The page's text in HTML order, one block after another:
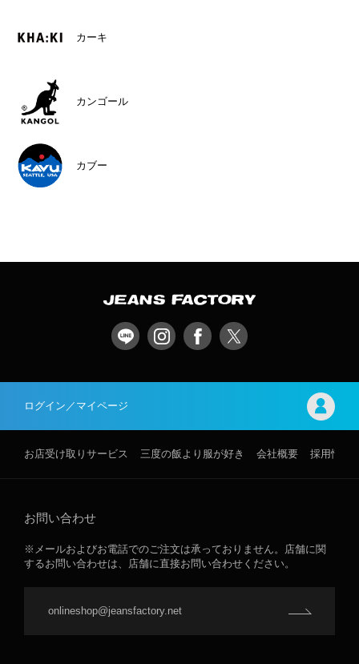
カーキ
カンゴール
カブー
ログイン／マイページ
お店受け取りサービス 三度の飯より服が好き 会社概要 採用情報
お問い合わせ
※メールおよびお電話でのご注文は承っておりません。店舗に関
するお問い合わせは、店舗に直接お問い合わせください。
onlineshop@jeansfactory.net